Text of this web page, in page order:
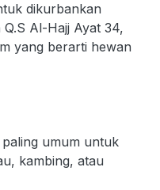
dikurbankan
Al-Hajj Ayat 34,
yang berarti hewan
umum untuk
kambing, atau